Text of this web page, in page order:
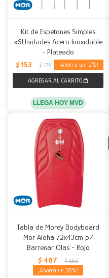
Kit de Espetones Simples
x6Unidades Acero Inoxidable
- Plateado
$ 153 $ 175 12
LLEGA HOY MVD
Tabla de Morey Bodyboard
Mor Aloha 72x43cm p/
Barrenar Olas - Rojo
$ 487 $ 660
26